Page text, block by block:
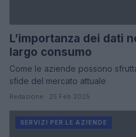
L’importanza dei dati
largo consumo
Come le aziende possono
sfide del mercato attuale
Redazione · 25 Feb 2025
SERVIZI PER LE AZIENDE